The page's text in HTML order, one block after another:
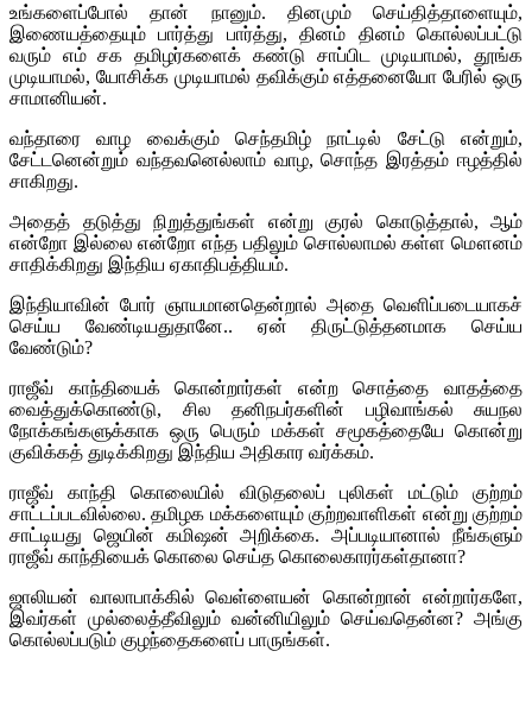
உங்களைப்போல் தான் நானும். தினமும் செய்தித்தாளையும்,
இணையத்தையும் பார்த்து பார்த்து, தினம் தினம் கொல்லப்பட்டு
வரும் எம் சக தமிழர்களைக் கண்டு சாப்பிட முடியாமல், தூங்க
முடியாமல், யோசிக்க முடியாமல் தவிக்கும் எத்தனையோ பேரில் ஒரு
சாமானியன்.
வந்தாரை வாழ வைக்கும் செந்தமிழ் நாட்டில் சேட்டு என்றும்,
சேட்டனென்றும் வந்தவனெல்லாம் வாழ, சொந்த இரத்தம் ஈழத்தில்
சாகிறது.
அதைத் தடுத்து நிறுத்துங்கள் என்று குரல் கொடுத்தால், ஆம்
என்றோ இல்லை என்றோ எந்த பதிலும் சொல்லாமல் கள்ள மௌனம்
சாதிக்கிறது இந்திய ஏகாதிபத்தியம்.
இந்தியாவின் போர் ஞாயமானதென்றால் அதை வெளிப்படையாகச்
செய்ய வேண்டியதுதானே.. ஏன் திருட்டுத்தனமாக செய்ய
வேண்டும்?
ராஜீவ் காந்தியைக் கொன்றார்கள் என்ற சொத்தை வாதத்தை
வைத்துக்கொண்டு, சில தனிநபர்களின் பழிவாங்கல் சுயநல
நோக்கங்களுக்காக ஒரு பெரும் மக்கள் சமூகத்தையே கொன்று
குவிக்கத் துடிக்கிறது இந்திய அதிகார வர்க்கம்.
ராஜீவ் காந்தி கொலையில் விடுதலைப் புலிகள் மட்டும் குற்றம்
சாட்டப்படவில்லை. தமிழக மக்களையும் குற்றவாளிகள் என்று குற்றம்
சாட்டியது ஜெயின் கமிஷன் அறிக்கை. அப்படியானால் நீங்களும்
ராஜீவ் காந்தியைக் கொலை செய்த கொலைகாரர்கள்தானா?
ஜாலியன் வாலாபாக்கில் வெள்ளையன் கொன்றான் என்றார்களே,
இவர்கள் முல்லைத்தீவிலும் வன்னியிலும் செய்வதென்ன? அங்கு
கொல்லப்படும் குழந்தைகளைப் பாருங்கள்.